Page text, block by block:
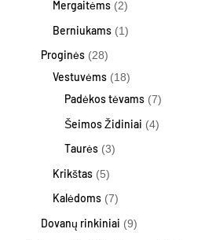
Mergaitėms 2
Berniukams 1
Proginės 28
Vestuvėms 18
Padėkos tėvams 7
Šeimos Židiniai 4
Taurės 3
Krikštas 5
Kalėdoms 7
Dovanų rinkiniai 9